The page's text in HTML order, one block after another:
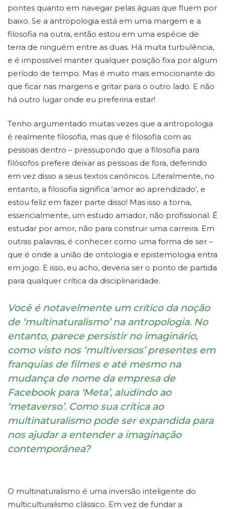
pontes quanto em navegar pelas águas que fluem por
baixo. Se a antropologia está em uma margem e a
filosofia na outra, então estou em uma espécie de
terra de ninguém entre as duas. Há muita turbulência,
e é impossível manter qualquer posição fixa por algum
período de tempo. Mas é muito mais emocionante do
que ficar nas margens e gritar para o outro lado. E não
há outro lugar onde eu preferiria estar!
Tenho argumentado muitas vezes que a antropologia
é realmente filosofia, mas que é filosofia com as
pessoas dentro – pressupondo que a filosofia para
filósofos prefere deixar as pessoas de fora, deferindo
em vez disso a seus textos canônicos. Literalmente, no
entanto, a filosofia significa ‘amor ao aprendizado’, e
estou feliz em fazer parte disso! Mas isso a torna,
essencialmente, um estudo amador, não profissional. É
estudar por amor, não para construir uma carreira. Em
outras palavras, é conhecer como uma forma de ser –
que é onde a união de ontologia e epistemologia entra
em jogo. E isso, eu acho, deveria ser o ponto de partida
para qualquer crítica da disciplinaridade.
Você é notavelmente um crítico da noção
de ‘multinaturalismo’ na antropologia. No
entanto, parece persistir no imaginário,
como visto nos ‘multiversos’ presentes em
franquias de filmes e até mesmo na
mudança de nome da empresa de
Facebook para ‘Meta’, aludindo ao
‘metaverso’. Como sua crítica ao
multinaturalismo pode ser expandida para
nos ajudar a entender a imaginação
contemporânea?
O multinaturalismo é uma inversão inteligente do
multiculturalismo clássico. Em vez de fundar a